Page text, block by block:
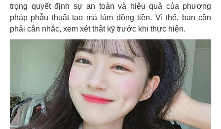
trọng quyết định sự an toàn và hiệu quả của phương
pháp phẫu thuật tạo má lúm đồng tiền. Vì thế, bạn cần
phải cân nhắc, xem xét thật kỹ trước khi thực hiện.